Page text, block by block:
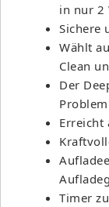
in nur 2
Sichere
Wählt
Clean
Der
Erreicht
Timer